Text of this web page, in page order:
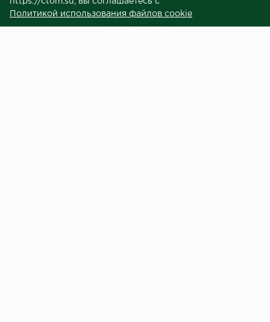
Пользовательское соглашение
Публичная оферта
Политикой использования файлов cookie